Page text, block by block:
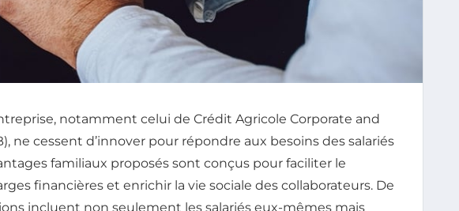
notamment celui de Crédit Agricole Corporate and
ne cessent d’innover pour répondre aux besoins des salariés
familiaux proposés sont conçus pour faciliter le
financières et enrichir la vie sociale des collaborateurs. De
incluent non seulement les salariés eux-mêmes mais